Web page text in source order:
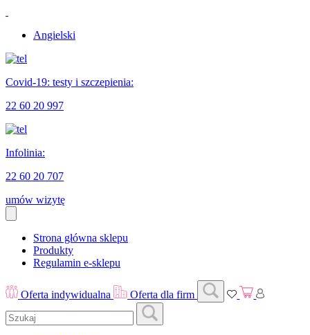
Angielski
Covid-19: testy i szczepienia:
22 60 20 997
Infolinia:
22 60 20 707
umów wizytę
Strona główna sklepu
Produkty
Regulamin e-sklepu
Oferta indywidualna Oferta dla firm